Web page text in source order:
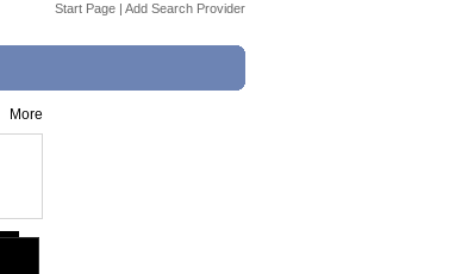
Start Page | Add Search Provider
More